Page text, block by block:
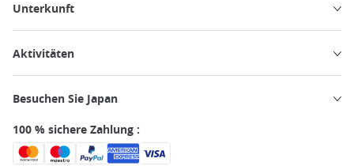
Unterkunft
Aktivitäten
Besuchen Sie Japan
100 % sichere Zahlung :